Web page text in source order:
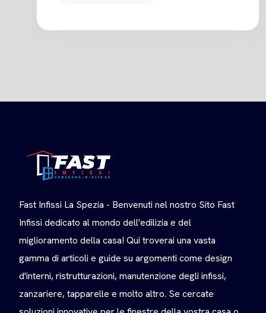
Fast Infissi La Spezia - Benvenuti nel nostro Sito Fast
Infissi dedicato al mondo dell'edilizia e del
miglioramento della casa! Qui troverai una vasta
gamma di articoli e guide su argomenti come design
d'interni, ristrutturazioni, manutenzione degli infissi,
zanzariere, tapparelle e molto altro. Se cercate